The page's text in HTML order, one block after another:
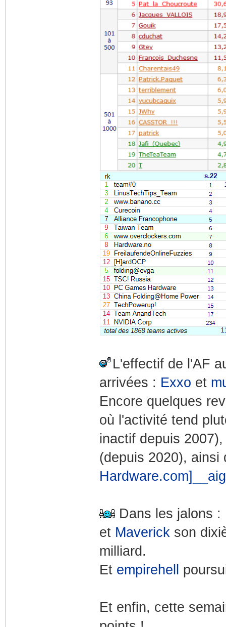
L'effectif de l'AF
arrivées : Exxo et
Encore quelques
où l'activité tend
inactif depuis
(depuis 2020),
Dans les jalons :
et Maverick son
milliard.
Et empirehell
Et enfin, cette